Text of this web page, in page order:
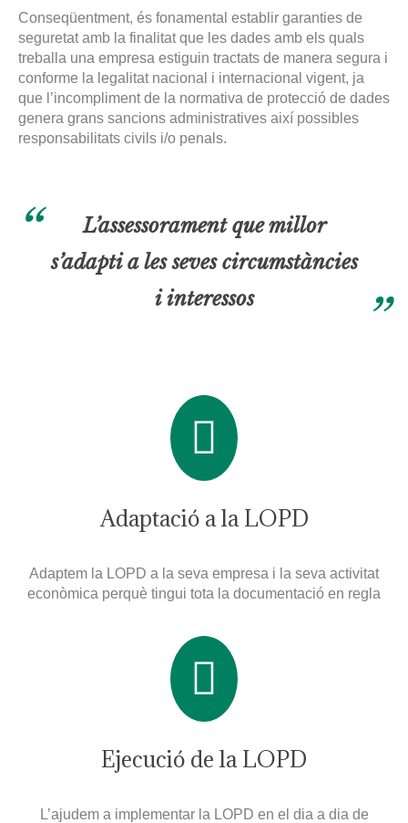
Conseqüentment, és fonamental establir garanties de
seguretat amb la finalitat que les dades amb els quals
treballa una empresa estiguin tractats de manera segura i
conforme la legalitat nacional i internacional vigent, ja
que l’incompliment de la normativa de protecció de dades
genera grans sancions administratives així possibles
responsabilitats civils i/o penals.
L’assessorament que millor
s’adapti a les seves circumstàncies
i interessos
Adaptació a la LOPD
Adaptem la LOPD a la seva empresa i la seva activitat
econòmica perquè tingui tota la documentació en regla
Ejecució de la LOPD
L’ajudem a implementar la LOPD en el dia a dia de